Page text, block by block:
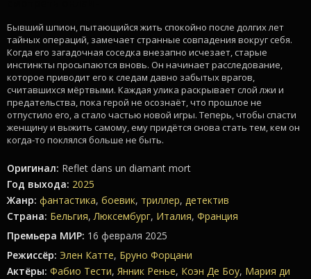
Бывший шпион, пытающийся жить спокойно после долгих лет
тайных операций, замечает странные совпадения вокруг себя.
Когда его загадочная соседка внезапно исчезает, старые
инстинкты просыпаются вновь. Он начинает расследование,
которое приводит его к следам давно забытых врагов,
считавшихся мёртвыми. Каждая улика раскрывает слой лжи и
предательства, пока герой не осознаёт, что прошлое не
отпустило его, а стало частью новой игры. Теперь, чтобы спасти
женщину и выжить самому, ему придётся снова стать тем, кем он
когда-то поклялся больше не быть.
Оригинал: Reflet dans un diamant mort
Год выхода: 2025
Жанр: фантастика, боевик, триллер, детектив
Страна: Бельгия,Люксембург, Италия, Франция
Премьера МИР: 16 февраля 2025
Режиссёр: Элен Катте, Бруно Форцани
Актёры: Фабио Тести, Янник Ренье, Коэн Де Боу, Мария ди